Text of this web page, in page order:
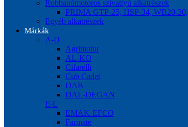
Robbanómotoros szivattyú alkatrészek
PRIMA GTP-25, HSP-34, WB20-30,
Egyéb alkatrészek
Márkák
A-D
Agrimotor
AL-KO
Cifarelli
Cub Cadet
DAB
DAL-DEGAN
E-L
EMAK-EFCO
Farmate